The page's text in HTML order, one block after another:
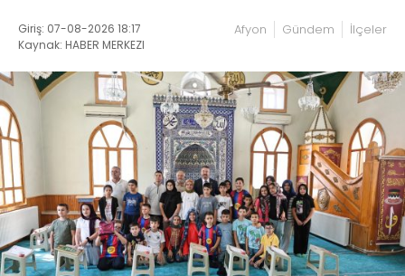
Giriş: 07-08-2026 18:17
Kaynak: HABER MERKEZI
Afyon Gündem İlçeler